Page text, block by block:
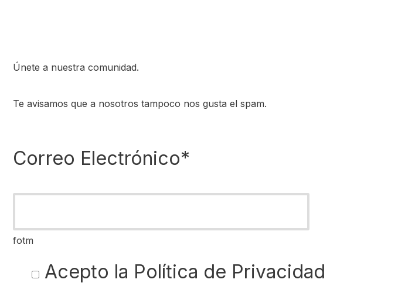
Únete a nuestra comunidad.
Te avisamos que a nosotros tampoco nos gusta el spam.
Correo Electrónico*
fotm
Acepto la Política de Privacidad